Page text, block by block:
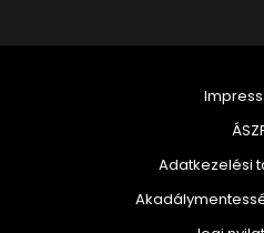
Adatkezelési